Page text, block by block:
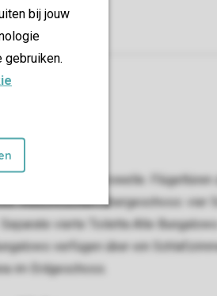
bij jouw
und Kombi-Mikrowelle.
Waschtischen.Obergeschoss: vier
vierte Toilette.Alle
verfügen über ein
im Erdgeschoss.